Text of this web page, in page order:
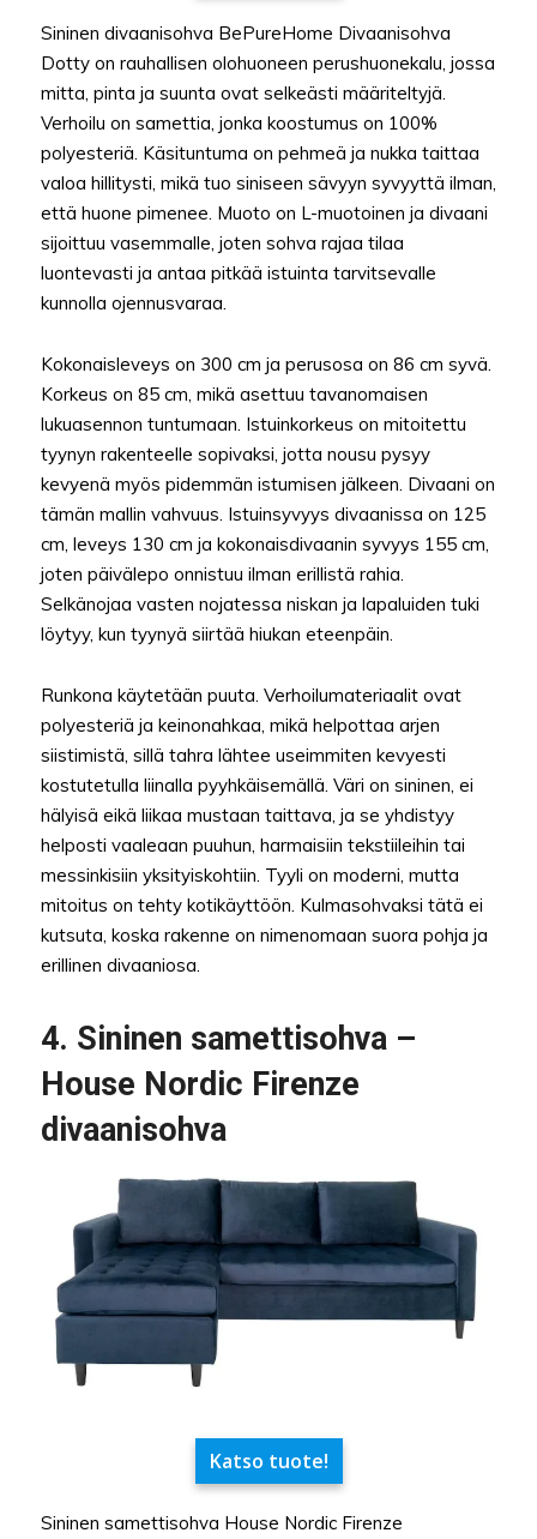
Sininen divaanisohva BePureHome Divaanisohva
Dotty on rauhallisen olohuoneen perushuonekalu, jossa
mitta, pinta ja suunta ovat selkeästi määriteltyjä.
Verhoilu on samettia, jonka koostumus on 100%
polyesteriä. Käsituntuma on pehmeä ja nukka taittaa
valoa hillitysti, mikä tuo siniseen sävyyn syvyyttä ilman,
että huone pimenee. Muoto on L-muotoinen ja divaani
sijoittuu vasemmalle, joten sohva rajaa tilaa
luontevasti ja antaa pitkää istuinta tarvitsevalle
kunnolla ojennusvaraa.
Kokonaisleveys on 300 cm ja perusosa on 86 cm syvä.
Korkeus on 85 cm, mikä asettuu tavanomaisen
lukuasennon tuntumaan. Istuinkorkeus on mitoitettu
tyynyn rakenteelle sopivaksi, jotta nousu pysyy
kevyenä myös pidemmän istumisen jälkeen. Divaani on
tämän mallin vahvuus. Istuinsyvyys divaanissa on 125
cm, leveys 130 cm ja kokonaisdivaanin syvyys 155 cm,
joten päivälepo onnistuu ilman erillistä rahia.
Selkänojaa vasten nojatessa niskan ja lapaluiden tuki
löytyy, kun tyynyä siirtää hiukan eteenpäin.
Runkona käytetään puuta. Verhoilumateriaalit ovat
polyesteriä ja keinonahkaa, mikä helpottaa arjen
siistimistä, sillä tahra lähtee useimmiten kevyesti
kostutetulla liinalla pyyhkäisemällä. Väri on sininen, ei
hälyisä eikä liikaa mustaan taittava, ja se yhdistyy
helposti vaaleaan puuhun, harmaisiin tekstiileihin tai
messinkisiin yksityiskohtiin. Tyyli on moderni, mutta
mitoitus on tehty kotikäyttöön. Kulmasohvaksi tätä ei
kutsuta, koska rakenne on nimenomaan suora pohja ja
erillinen divaaniosa.
4. Sininen samettisohva –
House Nordic Firenze
divaanisohva
Katso tuote!
Sininen samettisohva House Nordic Firenze